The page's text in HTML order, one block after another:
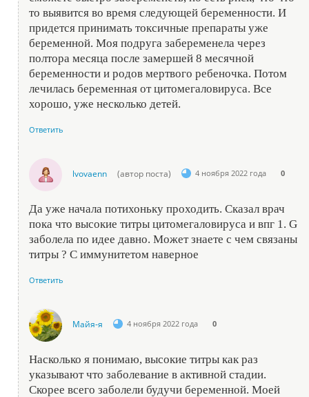
то выявится во время следующей беременности. И
придется принимать токсичные препараты уже
беременной. Моя подруга забеременела через
полтора месяца после замершей 8 месячной
беременности и родов мертвого ребеночка. Потом
лечилась беременная от цитомегаловируса. Все
хорошо, уже несколько детей.
Ответить
lvovaenn (автор поста) 4 ноября 2022 года 0
Да уже начала потихоньку проходить. Сказал врач
пока что высокие титры цитомегаловируса и впг 1. G
заболела по идее давно. Может знаете с чем связаны
титры ? С иммунитетом наверное
Ответить
Майя-я 4 ноября 2022 года 0
Насколько я понимаю, высокие титры как раз
указывают что заболевание в активной стадии.
Скорее всего заболели будучи беременной. Моей